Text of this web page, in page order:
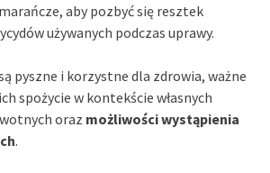
aby pozbyć się resztek
używanych podczas uprawy.
pyszne i korzystne dla zdrowia, ważne
spożycie w kontekście własnych
oraz możliwości wystąpienia
.